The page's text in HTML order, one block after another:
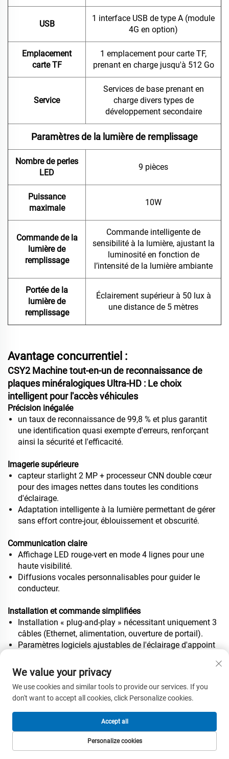
USB
1 interface USB de type A (module
4G en option)
Emplacement
carte TF
1 emplacement pour carte TF,
prenant en charge jusqu'à 512 Go
Service
Services de base prenant en
charge divers types de
développement secondaire
Paramètres de la lumière de remplissage
Nombre de perles
LED
9 pièces
Puissance
maximale
10W
Commande de la
lumière de
remplissage
Commande intelligente de
sensibilité à la lumière, ajustant la
luminosité en fonction de
l’intensité de la lumière ambiante
Portée de la
lumière de
remplissage
Éclairement supérieur à 50 lux à
une distance de 5 mètres
Avantage concurrentiel :
CSY2 Machine tout-en-un de reconnaissance de
plaques minéralogiques Ultra-HD : Le choix
intelligent pour l'accès véhicules
Précision inégalée
un taux de reconnaissance de 99,8 % et plus garantit
une identification quasi exempte d'erreurs, renforçant
ainsi la sécurité et l'efficacité.
Imagerie supérieure
capteur starlight 2 MP + processeur CNN double cœur
pour des images nettes dans toutes les conditions
d'éclairage.
Adaptation intelligente à la lumière permettant de gérer
sans effort contre-jour, éblouissement et obscurité.
Communication claire
Affichage LED rouge-vert en mode 4 lignes pour une
haute visibilité.
Diffusions vocales personnalisables pour guider le
conducteur.
Installation et commande simplifiées
Installation « plug-and-play » nécessitant uniquement 3
câbles (Ethernet, alimentation, ouverture de portail).
Paramètres logiciels ajustables de l'éclairage d'appoint
Conception durable et intégrée
Boîtier gris foncé résistant aux intempéries, conçu pour
une utilisation extérieure à long terme.
L’unité tout-en-un simplifie la maintenance et réduit les
Pourquoi le CSY2 ?
We value your privacy
We use cookies and similar tools to provide our services. If you
don't want to accept all cookies, click Personalize cookies.
Personalize cookies
Accept all